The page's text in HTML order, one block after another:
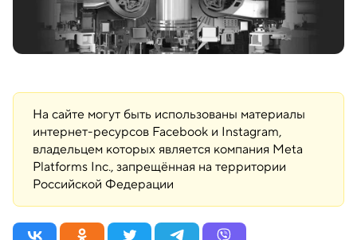
На сайте могут быть использованы материалы
интернет-ресурсов Facebook и Instagram,
владельцем которых является компания Meta
Platforms Inc., запрещённая на территории
Российской Федерации